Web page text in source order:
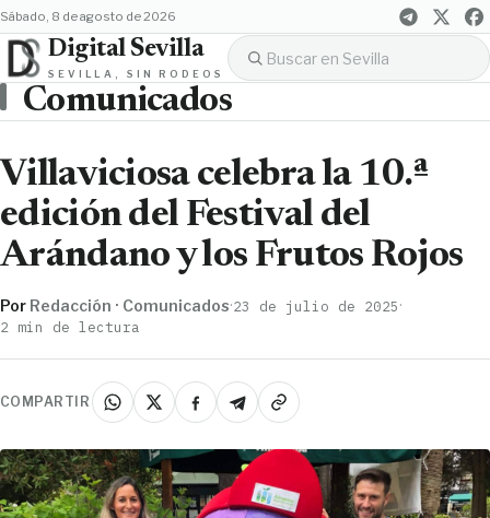
sábado, 8 de agosto de 2026
Digital Sevilla
SEVILLA, SIN RODEOS
Comunicados
Villaviciosa celebra la 10.ª
edición del Festival del
Arándano y los Frutos Rojos
Por Redacción · Comunicados·23 de julio de 2025·
2 min de lectura
COMPARTIR